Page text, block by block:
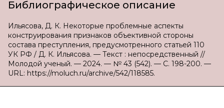
Библиографическое описание
Ильясова, Д. К. Некоторые проблемные аспекты
конструирования признаков объективной стороны
состава преступления, предусмотренного статьей 110
УК РФ / Д. К. Ильясова. — Текст : непосредственный //
Молодой ученый. — 2024. — № 43 (542). — С. 198-200. —
URL: https://moluch.ru/archive/542/118585.